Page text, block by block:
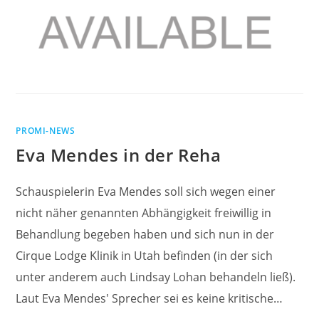
PROMI-NEWS
Eva Mendes in der Reha
Schauspielerin Eva Mendes soll sich wegen einer
nicht näher genannten Abhängigkeit freiwillig in
Behandlung begeben haben und sich nun in der
Cirque Lodge Klinik in Utah befinden (in der sich
unter anderem auch Lindsay Lohan behandeln ließ).
Laut Eva Mendes' Sprecher sei es keine kritische…